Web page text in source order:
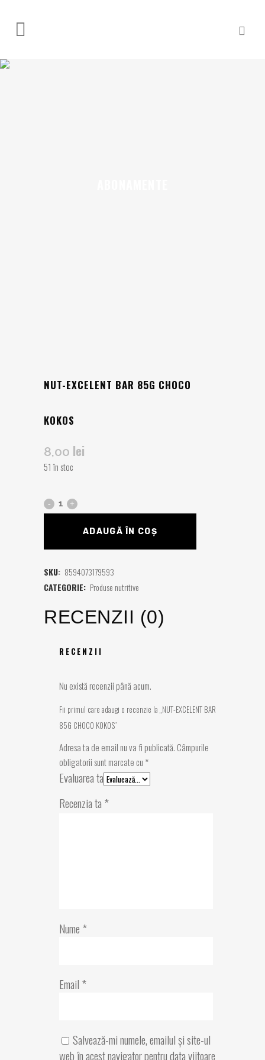
NUT-EXCELENT BAR 85G CHOCO
KOKOS
8,00 lei
51 în stoc
ADAUGĂ ÎN COȘ
SKU: 8594073179593
CATEGORIE: Produse nutritive
RECENZII (0)
RECENZII
Nu există recenzii până acum.
Fii primul care adaugi o recenzie la „NUT-EXCELENT BAR
85G CHOCO KOKOS”
Adresa ta de email nu va fi publicată. Câmpurile
obligatorii sunt marcate cu *
Evaluarea ta
Recenzia ta *
Nume *
Email *
Salvează-mi numele, emailul și site-ul
web în acest navigator pentru data viitoare